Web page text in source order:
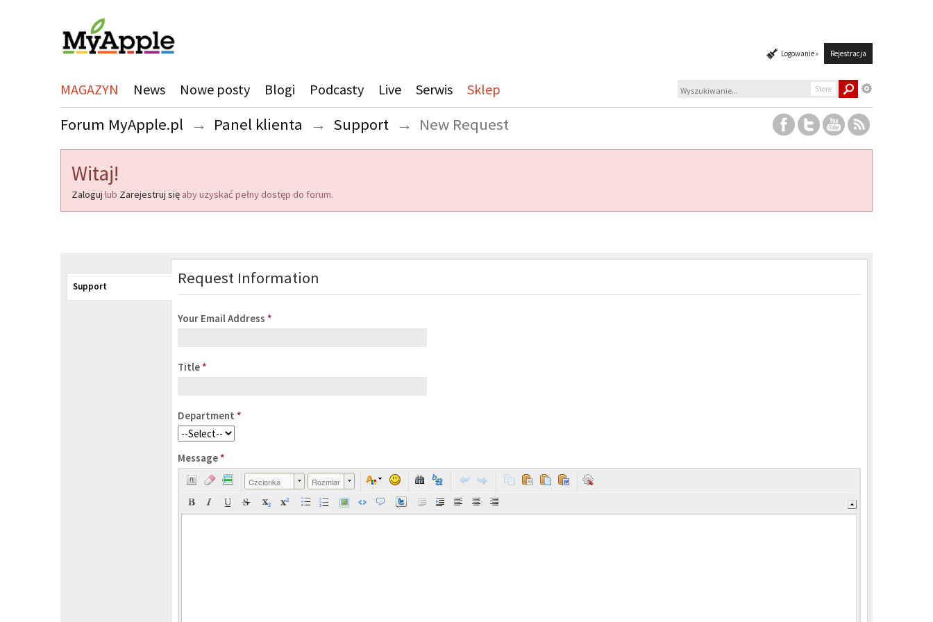
Logowanie » Rejestracja
MAGAZYN News Nowe posty Blogi Podcasty Live Serwis Sklep Store
Forum MyApple.pl → Panel klienta → Support → New Request
Witaj!
Zaloguj lub Zarejestruj się aby uzyskać pełny dostęp do forum.
Support Request Information
Your Email Address *
Title *
Department *
Message *
Czcionka Rozmiar